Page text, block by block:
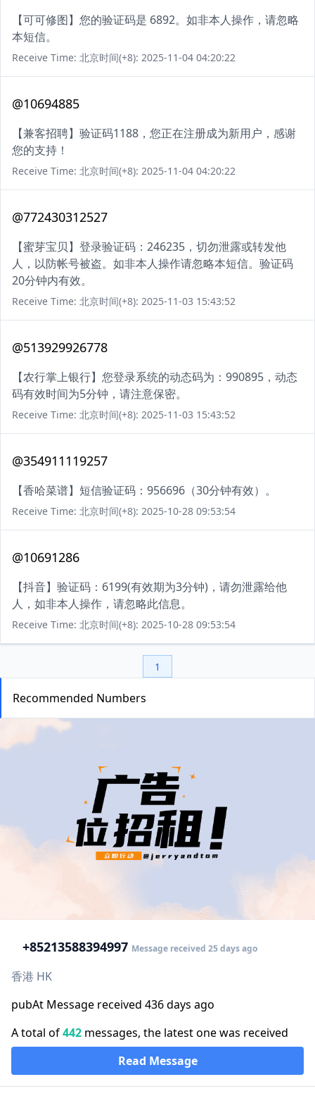
【可可修图】您的验证码是 6892。如非本人操作，请忽略
本短信。
Receive Time: 北京时间(+8): 2025-11-04 04:20:22
@10694885
【兼客招聘】验证码1188，您正在注册成为新用户，感谢
您的支持！
Receive Time: 北京时间(+8): 2025-11-04 04:20:22
@772430312527
【蜜芽宝贝】登录验证码：246235，切勿泄露或转发他
人，以防帐号被盗。如非本人操作请忽略本短信。验证码
20分钟内有效。
Receive Time: 北京时间(+8): 2025-11-03 15:43:52
@513929926778
【农行掌上银行】您登录系统的动态码为：990895，动态
码有效时间为5分钟，请注意保密。
Receive Time: 北京时间(+8): 2025-11-03 15:43:52
@354911119257
【香哈菜谱】短信验证码：956696（30分钟有效）。
Receive Time: 北京时间(+8): 2025-10-28 09:53:54
@10691286
【抖音】验证码：6199(有效期为3分钟)，请勿泄露给他
人，如非本人操作，请忽略此信息。
Receive Time: 北京时间(+8): 2025-10-28 09:53:54
1
Recommended Numbers
+85213588394997 Message received 25 days ago
香港 HK
pubAt Message received 436 days ago
A total of442 messages, the latest one was received
Read Message